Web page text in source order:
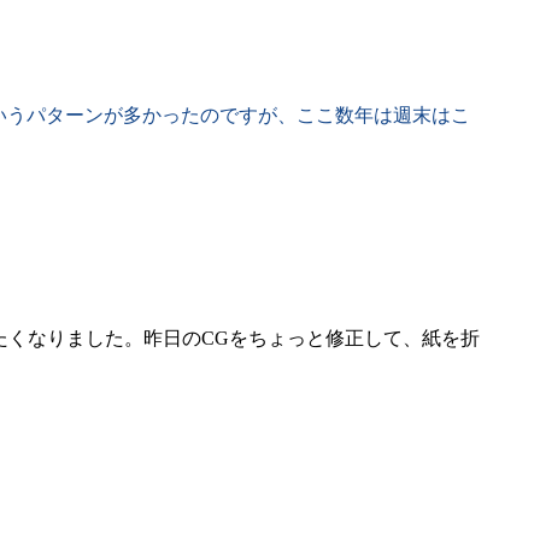
パターンが多かったのですが、ここ数年は週末はこ
なりました。昨日のCGをちょっと修正して、紙を折